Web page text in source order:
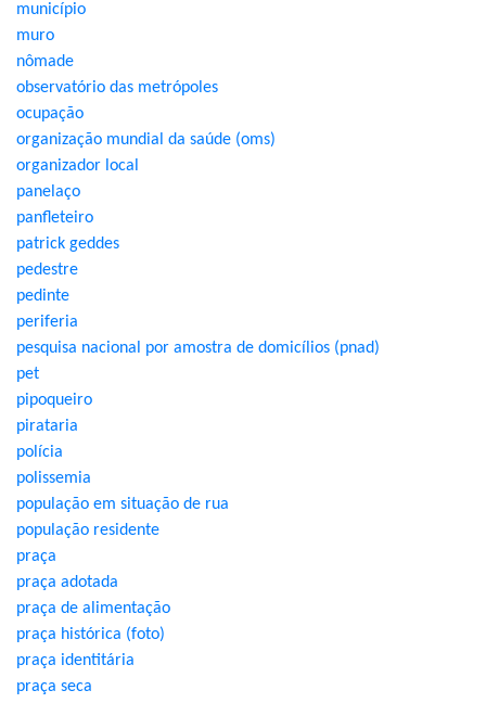
município
muro
nômade
observatório das metrópoles
ocupação
organização mundial da saúde (oms)
organizador local
panelaço
panfleteiro
patrick geddes
pedestre
pedinte
periferia
pesquisa nacional por amostra de domicílios (pnad)
pet
pipoqueiro
pirataria
polícia
polissemia
população em situação de rua
população residente
praça
praça adotada
praça de alimentação
praça histórica (foto)
praça identitária
praça seca